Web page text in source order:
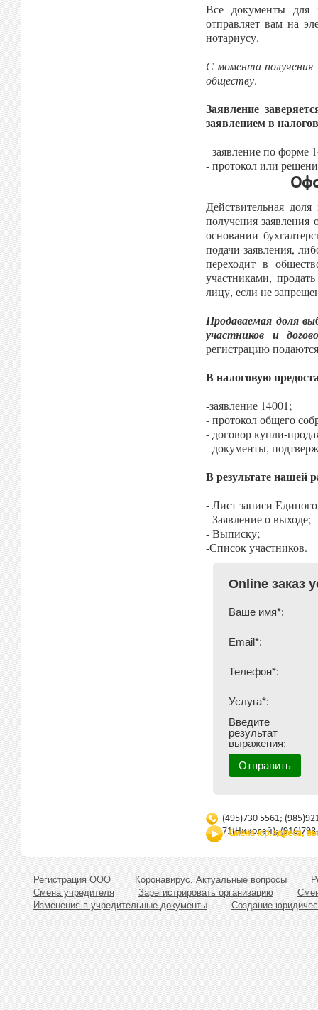
Все документы для
отправляет вам на
нотариусу.
С момента получения
обществу.
Заявление
заявлением в
- заявление по форме
- протокол или
Действительная
получения
основании
подачи заявления,
переходит в
участниками,
лицу, если не
Продаваемая доля
участников и
регистрацию
В налоговую
-заявление 14001;
- протокол общего
- договор купли-
- документы,
В результате нашей
- Лист записи
- Заявление о выходе;
- Выписку;
-Список участников.
Online заказ
Ваше имя*:
Email*:
Телефон*:
Услуга*:
Введите
результат
выражения:
(495)730 5561;
71(Николай);
Смена юр.адреса,
Регистрация ООО Коронавирус. Актуальные вопросы
Смена учредителя
Зарегистрировать организацию
Изменения в учредительные документы
Создание